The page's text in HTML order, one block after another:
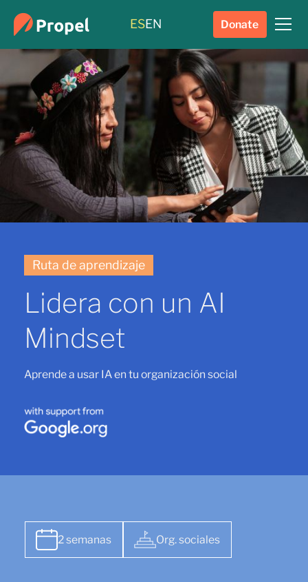
ESEN Donate
Ruta de aprendizaje
Lidera con un AI
Mindset
Aprende a usar IA en tu organización social
2 semanas Org. sociales